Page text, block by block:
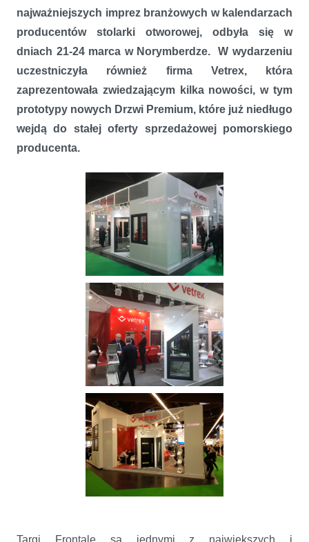
najważniejszych imprez branżowych w kalendarzach
producentów stolarki otworowej, odbyła się w
dniach 21-24 marca w Norymberdze. W wydarzeniu
uczestniczyła również firma Vetrex, która
zaprezentowała zwiedzającym kilka nowości, w tym
prototypy nowych Drzwi Premium, które już niedługo
wejdą do stałej oferty sprzedażowej pomorskiego
producenta.
Targi Frontale są jednymi z największych i